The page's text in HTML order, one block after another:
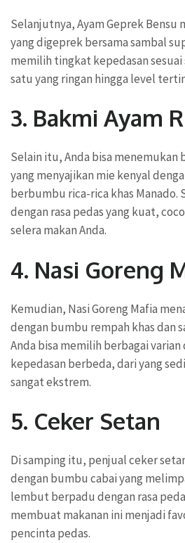
Selanjutnya, Ayam Geprek Bensu
yang digeprek bersama sambal
memilih tingkat kepedasan
satu yang ringan hingga level
3. Bakmi Ayam
Selain itu, Anda bisa menemukan
yang menyajikan mie kenyal
berbumbu rica-rica khas Manado.
dengan rasa pedas yang kuat,
selera makan Anda.
4. Nasi Goreng
Kemudian, Nasi Goreng Mafia
dengan bumbu rempah khas dan
Anda bisa memilih berbagai
kepedasan berbeda, dari yang
sangat ekstrem.
5. Ceker Setan
Di samping itu, penjual ceker
dengan bumbu cabai yang
lembut berpadu dengan rasa
membuat makanan ini menjadi
pencinta pedas.